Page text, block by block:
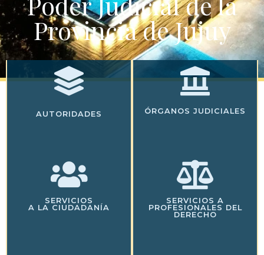
Provincia de Jujuy
AUTORIDADES ÓRGANOS JUDICIALES
SERVICIOS
A LA CIUDADANÍA
SERVICIOS A
PROFESIONALES DEL
DERECHO